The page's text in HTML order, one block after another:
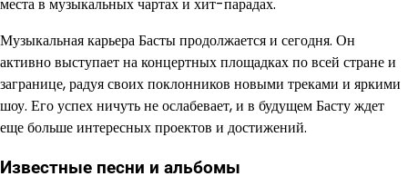
Музыкальная карьера Басты продолжается и сегодня. Он
активно выступает на концертных площадках по всей стране и
загранице, радуя своих поклонников новыми треками и яркими
шоу. Его успех ничуть не ослабевает, и в будущем Басту ждет
еще больше интересных проектов и достижений.
Известные песни и альбомы